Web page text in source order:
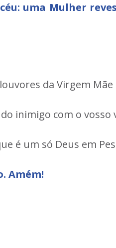
uma Mulher
da Virgem Mãe
inimigo com o vosso
é um só Deus em
Amém!